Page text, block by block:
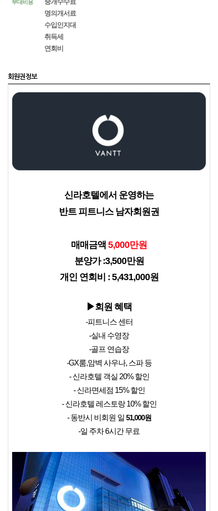
부대비용
명의개서료
수입인지대
취득세
연회비
회원권정보
신라호텔에서 운영하는
반트 피트니스 남자회원권
매매금액 5,000만원
분양가 :3,500만원
개인 연회비 : 5,431,000원
▶회원 혜택
-피트니스 센터
-실내 수영장
-골프 연습장
-GX룸,암벽 사우나, 스파 등
- 신라호텔 객실 20% 할인
- 신라면세점 15% 할인
- 신라호텔 레스토랑 10% 할인
- 동반시 비회원 일 51,000원
-일 주차 6시간 무료